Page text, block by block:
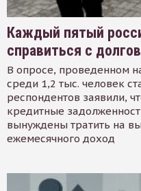
Каждый пятый
справиться с
В опросе, проведенном
среди 1,2 тыс. человек
респондентов заявили,
кредитные
вынуждены тратить на
ежемесячного доход